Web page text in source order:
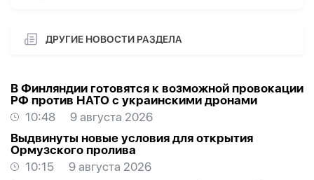
ДРУГИЕ НОВОСТИ РАЗДЕЛА
В Финляндии готовятся к возможной провокации
РФ против НАТО с украинскими дронами
10:48
9 августа 2026
Выдвинуты новые условия для открытия
Ормузского пролива
10:15
9 августа 2026